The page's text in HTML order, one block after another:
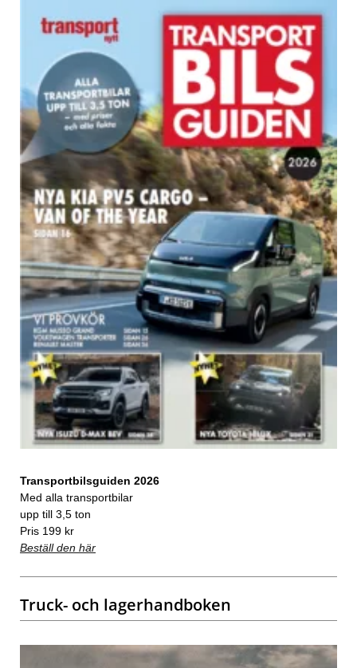
Transportbilsguiden 2026
Med alla transportbilar
upp till 3,5 ton
Pris 199 kr
Beställ den här
Truck- och lagerhandboken